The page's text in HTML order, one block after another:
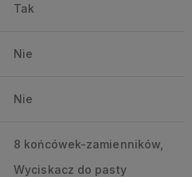
Tak
Nie
Nie
8 końcówek-zamienników,
Wyciskacz do pasty